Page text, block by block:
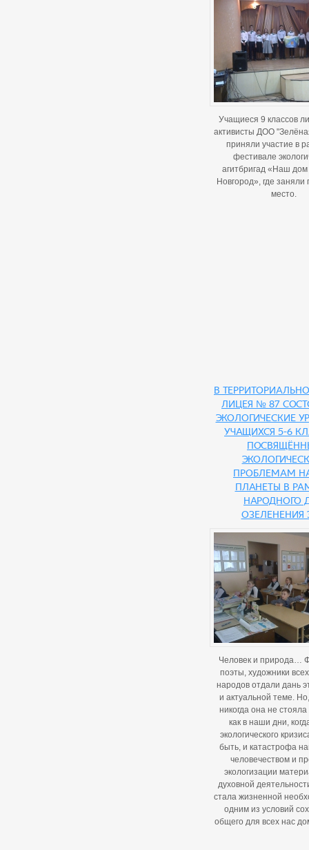
Учащиеся 9 классов
активисты ДОО
приняли участие в
фестивале
агитбригад «Наш
Новгород», где заняли
место.
В
лицея № 87
экологические
учащихся 5-6
проблемам
планеты в
Народного
озеленения
Человек и природа…
поэты, художники
народов отдали дань
и актуальной теме.
никогда она не стояла
как в наши дни,
экологического
быть, и катастрофа
человечеством и
экологизации
духовной
стала жизненной
одним из условий
общего для всех нас